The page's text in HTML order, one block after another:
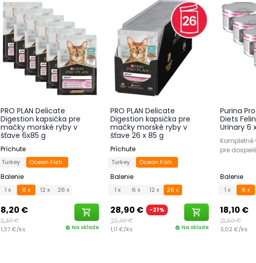
PRO PLAN Delicate
Digestion kapsička pre
mačky morské ryby v
šťave 6x85 g
Príchute
Turkey Ocean Fish
Balenie
1 x 6 x 12 x 26 x
8,20 €
8,40 €
shopping_cart
1,37 €/ks check_circle Na sklade
PRO PLAN Delicate
Digestion kapsička pre
mačky morské ryby v
šťave 26 x 85 g
Príchute
Turkey Ocean Fish
Balenie
1 x 6 x 12 x 26 x
28,90 €
-21%
36,40 €
shopping_cart
1,11 €/ks check_circle Na sklade
Purina
Diets
Urinary 6
Kompletné
pre
Balenie
1 x 6 x
18,10 €
18,60 €
3,02 €/ks